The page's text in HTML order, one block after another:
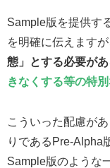
Sample版を提供す
を明確に伝えます
態」とする必要があ
きなくする等の特
こういった配慮が
りであるPre-Alpha
Sample版のような